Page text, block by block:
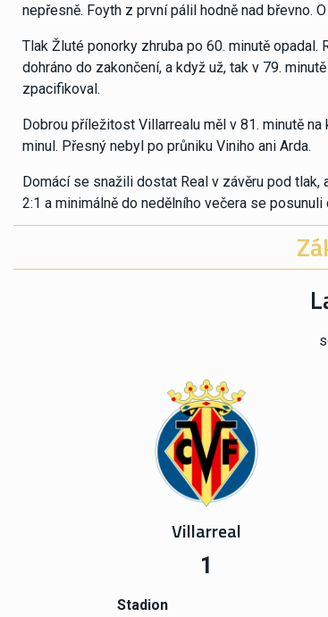
nepřesně. Foyth z první pálil hodně nad břevno.
Tlak Žluté ponorky zhruba po 60. minutě
dohráno do zakončení, a když už, tak v 79.
zpacifikoval.
Dobrou příležitost Villarrealu měl v 81. minutě
minul. Přesný nebyl po průniku Viniho ani Arda.
Domácí se snažili dostat Real v závěru pod
2:1 a minimálně do nedělního večera se posunuli
Villarreal
1
Stadion